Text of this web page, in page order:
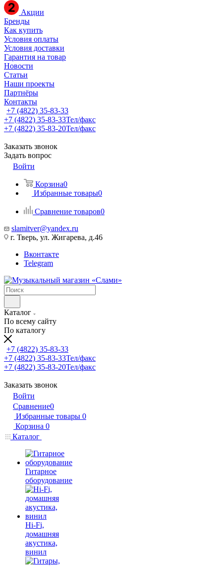
Акции
Бренды
Как купить
Условия оплаты
Условия доставки
Гарантия на товар
Новости
Статьи
Наши проекты
Партнёры
Контакты
+7 (4822) 35-83-33
+7 (4822) 35-83-33Тел/факс
+7 (4822) 35-83-20Тел/факс
Заказать звонок
Задать вопрос
Войти
Корзина0
Избранные товары0
Сравнение товаров0
slamitver@yandex.ru
г. Тверь, ул. Жигарева, д.46
Вконтакте
Telegram
Каталог
По всему сайту
По каталогу
+7 (4822) 35-83-33
+7 (4822) 35-83-33Тел/факс
+7 (4822) 35-83-20Тел/факс
Заказать звонок
Войти
Сравнение0
Избранные товары 0
Корзина 0
Каталог
Гитарное
оборудование
Hi-Fi,
домашняя
акустика,
винил